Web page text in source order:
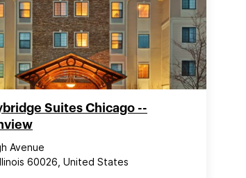
Suites Chicago --
Avenue
60026, United States